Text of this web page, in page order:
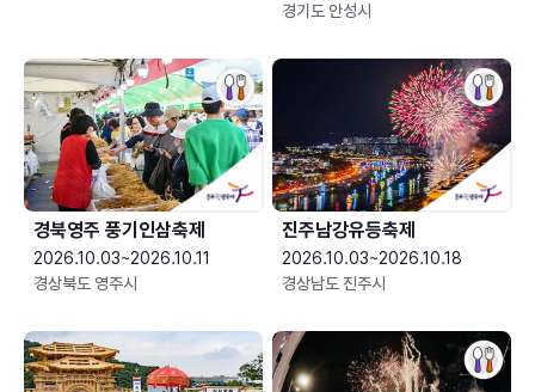
경기도 안성시
경북영주 풍기인삼축제
2026.10.03~2026.10.11
경상북도 영주시
진주남강유등축제
2026.10.03~2026.10.18
경상남도 진주시